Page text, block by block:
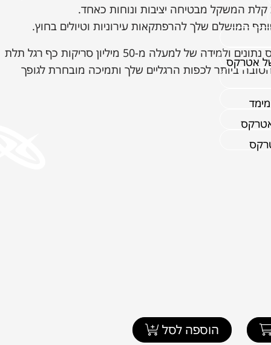
של אטרקס
אטרקס
המשקל מבטיחה יציבות ונוחות כאחד.
כל נעלי אטרקס מתוכננות אנטומית על בסיס נתונים ולמידה של למעלה מ-50 מיליון סריקות כף רגל תלת
ביותר לכפות הרגליים שלך ותמיכה מובחרת לגופך
הוספה לסל